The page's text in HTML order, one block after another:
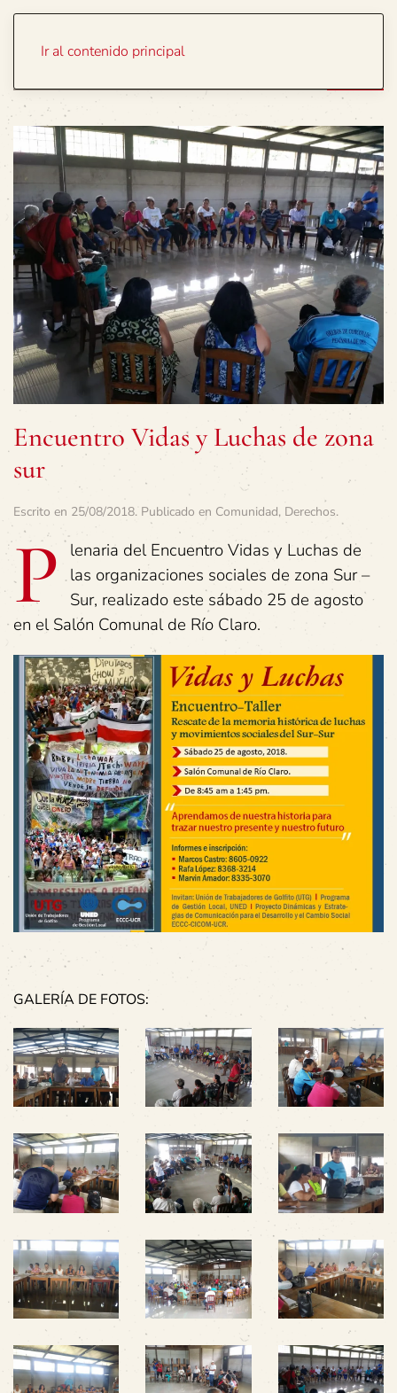
Ir al contenido principal
Encuentro Vidas y Luchas de zona
sur
Escrito en 25/08/2018. Publicado en Comunidad, Derechos.
P
lenaria del Encuentro Vidas y Luchas de
las organizaciones sociales de zona Sur –
Sur, realizado este sábado 25 de agosto
en el Salón Comunal de Río Claro.
GALERÍA DE FOTOS: